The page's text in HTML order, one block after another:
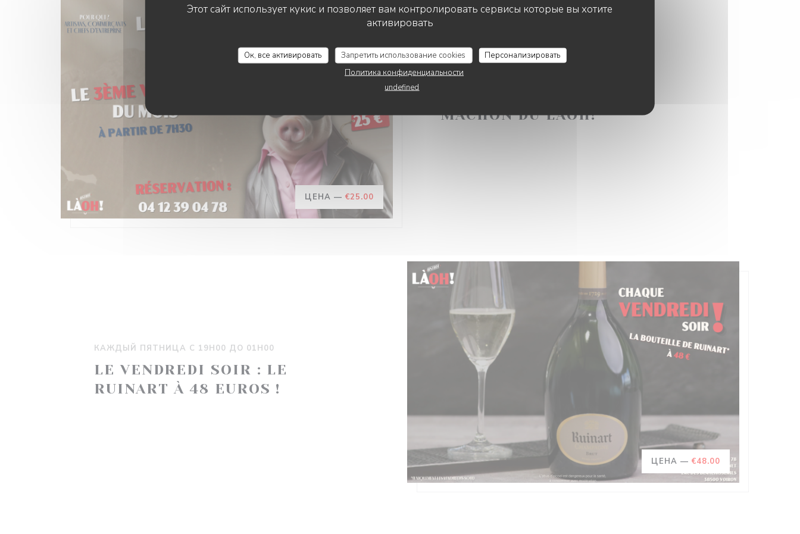
Этот сайт использует кукис и позволяет вам контролировать сервисы которые вы хотите
активировать
Ок, все активировать Запретить использование cookies
Персонализировать
Политика конфиденциальности
undefined
ЦЕНА — €25.00
MÂCHON DU LÀOH!
ЦЕНА — €48.00
КАЖДЫЙ ПЯТНИЦА С 19H00 ДО 01H00
LE VENDREDI SOIR : LE
RUINART À 48 EUROS !